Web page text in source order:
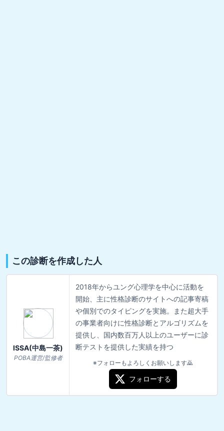
この診断を作成した人
ISSA(中島一茶)
POBA運営/監修者
2018年からユング心理学を中心に活動を
開始、主に性格診断のサイトへの記事寄稿
や個別でのタイピングを実施。また超大手
の事業者向けに性格診断とアルゴリズムを
提供し、国内数百万人以上のユーザーに診
断テストを提供した実績を持つ
※フォローもよろしくお願いします🙇
フォローする